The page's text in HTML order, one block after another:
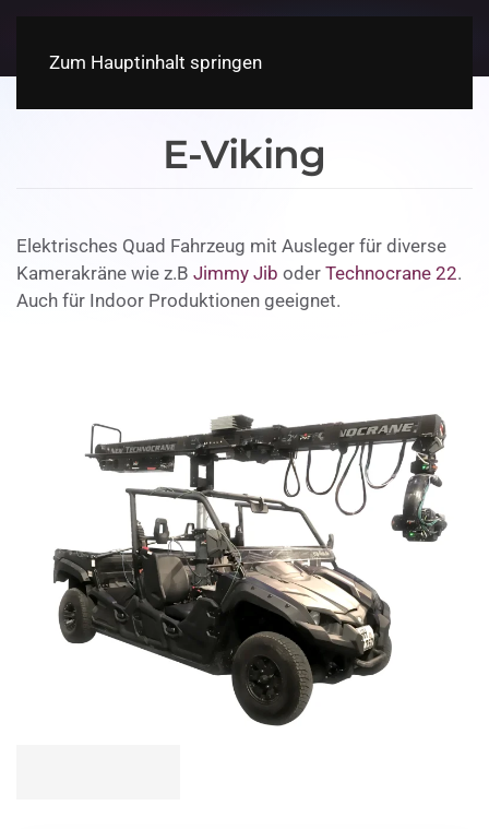
Zum Hauptinhalt springen
E-Viking
Elektrisches Quad Fahrzeug mit Ausleger für diverse
Kamerakräne wie z.B Jimmy Jib oder Technocrane 22.
Auch für Indoor Produktionen geeignet.